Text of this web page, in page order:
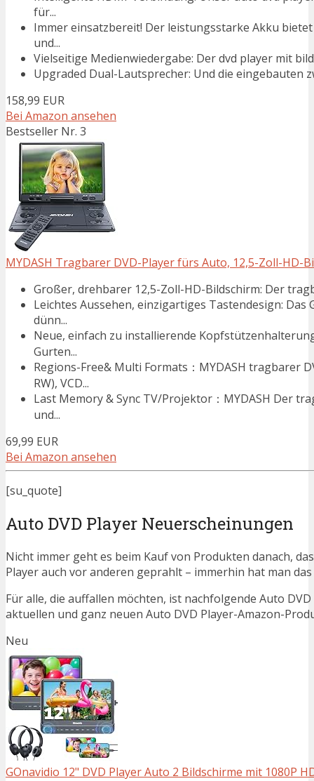
für...
Immer einsatzbereit! Der leistungsstarke Akku
und...
Vielseitige Medienwiedergabe: Der dvd player mit
Upgraded Dual-Lautsprecher: Und die
158,99 EUR
Bei Amazon ansehen
Bestseller Nr. 3
MYDASH Tragbarer DVD-Player fürs Auto, 12,5-Zoll-HD-
Großer, drehbarer 12,5-Zoll-HD-Bildschirm: Der
Leichtes Aussehen, einzigartiges Tastendesign: Das
dünn...
Neue, einfach zu installierende
Gurten...
Regions-Free& Multi Formats：MYDASH tragbarer
RW), VCD...
Last Memory & Sync TV/Projektor：MYDASH Der
und...
69,99 EUR
Bei Amazon ansehen
[su_quote]
Auto DVD Player Neuerscheinungen
Nicht immer geht es beim Kauf von Produkten danach,
Player auch vor anderen geprahlt – immerhin hat man
Für alle, die auffallen möchten, ist nachfolgende Auto
aktuellen und ganz neuen Auto DVD Player-Amazon-
Neu
GOnavidio 12" DVD Player Auto 2 Bildschirme mit 1080P